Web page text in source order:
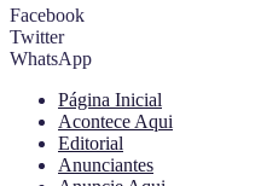
Facebook
Twitter
WhatsApp
Página Inicial
Acontece Aqui
Editorial
Anunciantes